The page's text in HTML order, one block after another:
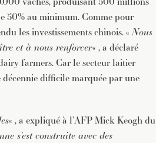
50% au minimum. Comme pour
les investissements chinois. «Nous
et à nous renforcer« , a déclaré
farmers. Car le secteur laitier
décennie difficile marquée par une
« , a expliqué à l’AFP Mick Keogh du
s’est construite avec des